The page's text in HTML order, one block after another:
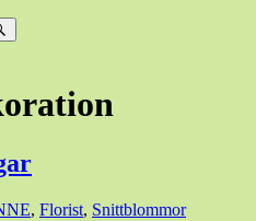
, Florist, Snittblommor